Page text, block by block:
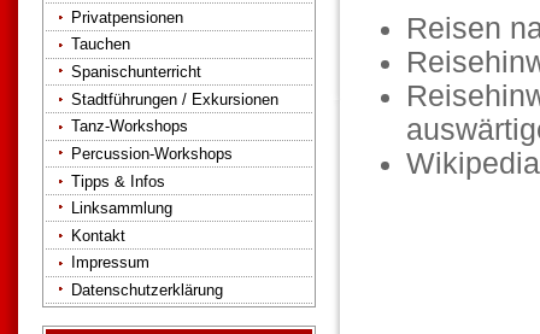
Privatpensionen
Tauchen
Spanischunterricht
Stadtführungen / Exkursionen
Tanz-Workshops
Percussion-Workshops
Tipps & Infos
Linksammlung
Kontakt
Impressum
Datenschutzerklärung
Reisen